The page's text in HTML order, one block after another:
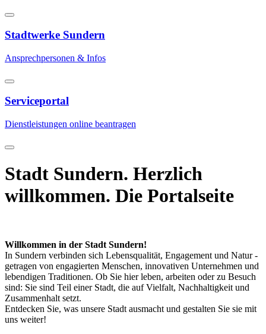
Stadtwerke Sundern
Ansprechpersonen & Infos
Serviceportal
Dienstleistungen online beantragen
Stadt Sundern. Herzlich
willkommen. Die Portalseite
Willkommen in der Stadt Sundern!
In Sundern verbinden sich Lebensqualität, Engagement und Natur -
getragen von engagierten Menschen, innovativen Unternehmen und
lebendigen Traditionen. Ob Sie hier leben, arbeiten oder zu Besuch
sind: Sie sind Teil einer Stadt, die auf Vielfalt, Nachhaltigkeit und
Zusammenhalt setzt.
Entdecken Sie, was unsere Stadt ausmacht und gestalten Sie sie mit
uns weiter!